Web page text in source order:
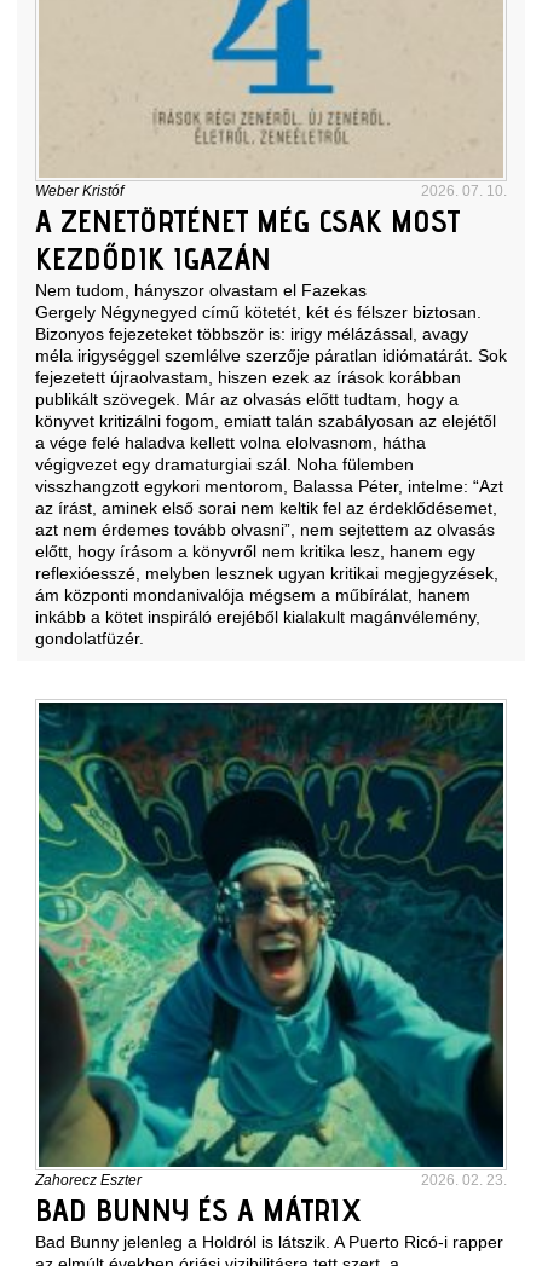
Weber Kristóf 2026. 07. 10.
A ZENETÖRTÉNET MÉG CSAK MOST
KEZDŐDIK IGAZÁN
Nem tudom, hányszor olvastam el Fazekas
Gergely Négynegyed című kötetét, két és félszer biztosan.
Bizonyos fejezeteket többször is: irigy mélázással, avagy
méla irigységgel szemlélve szerzője páratlan idiómatárát. Sok
fejezetett újraolvastam, hiszen ezek az írások korábban
publikált szövegek. Már az olvasás előtt tudtam, hogy a
könyvet kritizálni fogom, emiatt talán szabályosan az elejétől
a vége felé haladva kellett volna elolvasnom, hátha
végigvezet egy dramaturgiai szál. Noha fülemben
visszhangzott egykori mentorom, Balassa Péter, intelme: “Azt
az írást, aminek első sorai nem keltik fel az érdeklődésemet,
azt nem érdemes tovább olvasni”, nem sejtettem az olvasás
előtt, hogy írásom a könyvről nem kritika lesz, hanem egy
reflexióesszé, melyben lesznek ugyan kritikai megjegyzések,
ám központi mondanivalója mégsem a műbírálat, hanem
inkább a kötet inspiráló erejéből kialakult magánvélemény,
gondolatfüzér.
Zahorecz Eszter 2026. 02. 23.
BAD BUNNY ÉS A MÁTRIX
Bad Bunny jelenleg a Holdról is látszik. A Puerto Ricó-i rapper